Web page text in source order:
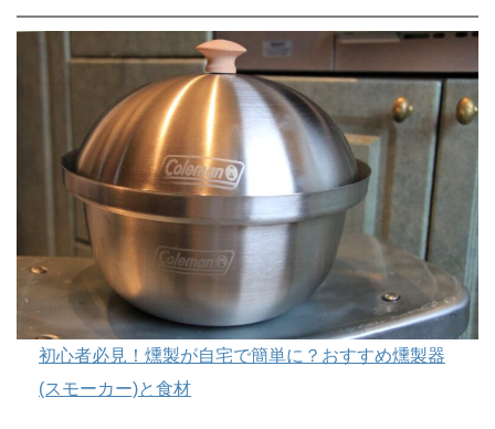
初心者必見！燻製が自宅で簡単に？おすすめ燻製器
(スモーカー)と食材